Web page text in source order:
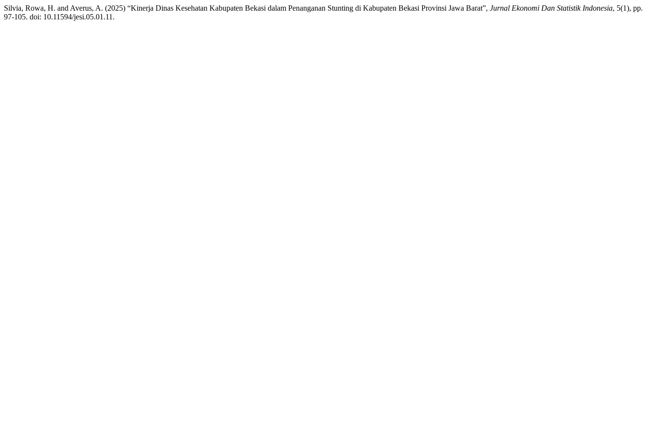
Silvia, Rowa, H. and Averus, A. (2025) “Kinerja Dinas Kesehatan Kabupaten Bekasi dalam Penanganan Stunting di Kabupaten Bekasi Provinsi Jawa Barat”, Jurnal Ekonomi Dan Statistik Indonesia, 5(1), pp.
97-105. doi: 10.11594/jesi.05.01.11.